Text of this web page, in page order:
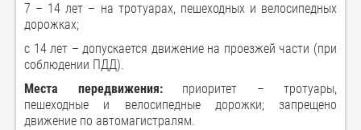
7 – 14 лет – на тротуарах, пешеходных и велосипедных
дорожках;
с 14 лет – допускается движение на проезжей части (при
соблюдении ПДД).
Места передвижения: приоритет – тротуары,
пешеходные и велосипедные дорожки; запрещено
движение по автомагистралям.